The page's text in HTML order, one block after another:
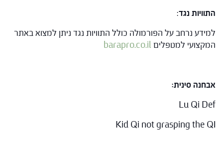
התוויות נגד:
למידע נרחב על הפורמולה כולל התוויות נגד ניתן למצוא באתר
המקצועי למטפליםbarapro.co.il
אבחנה סינית:
Lu Qi Def
Kid Qi not grasping the QI